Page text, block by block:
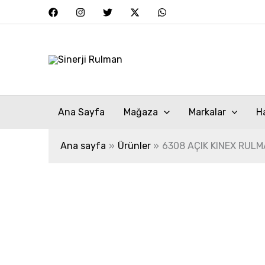
atla
Ana Sayfa Mağaza Markalar
Ana sayfa Ürünler 6308 AÇIK KINEX